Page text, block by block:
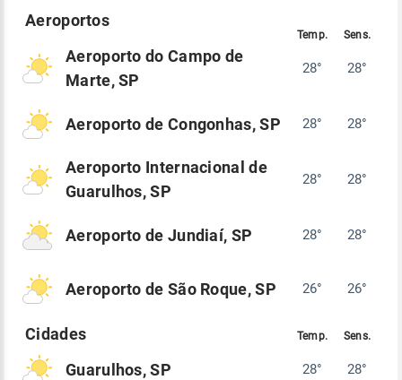
Aeroporto do Campo de
Marte, SP
28° 28°
Aeroporto de Congonhas, SP 28° 28°
Aeroporto Internacional de
Guarulhos, SP
28° 28°
Aeroporto de Jundiaí, SP 28° 28°
Aeroporto de São Roque, SP 26° 26°
Guarulhos, SP 28° 28°